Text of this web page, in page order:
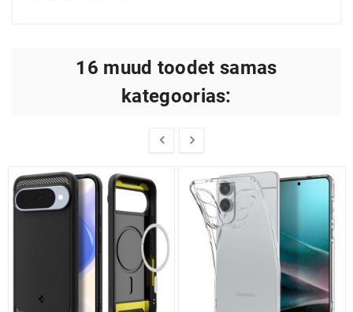
16 muud toodet samas
kategoorias:
 